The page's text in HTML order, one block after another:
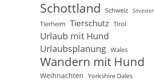
Schottland Schweiz Silvester
Tierheim Tierschutz Tirol
Urlaub mit Hund
Urlaubsplanung Wales
Wandern mit Hund
Weihnachten Yorkshire Dales